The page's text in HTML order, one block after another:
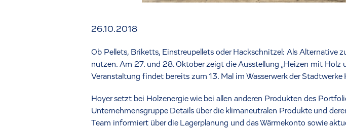
26.10.2018
Ob Pellets, Briketts, Einstreupellets oder Hackschnitzel: Als Alternative
nutzen. Am 27. und 28. Oktober zeigt die Ausstellung „Heizen mit
Veranstaltung findet bereits zum 13. Mal im Wasserwerk der
Hoyer setzt bei Holzenergie wie bei allen anderen Produkten des
Unternehmensgruppe Details über die klimaneutralen Produkte und
Team informiert über die Lagerplanung und das Wärmekonto sowie